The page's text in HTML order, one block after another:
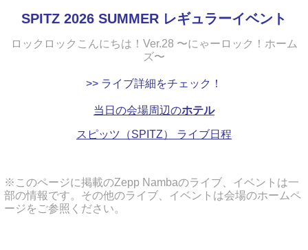
SPITZ 2026 SUMMER レギュラーイベント
ロックロックこんにちは！Ver.28 〜にゃーロック！ホーム
ズ〜
>> ライブ詳細をチェック！
当日の会場周辺のホテル
スピッツ（SPITZ） ライブ日程
※このページに掲載のZepp Nambaのライブ、イベントは一
部の情報です。その他のライブ、イベントは会場のホームペ
ージをご参照ください。